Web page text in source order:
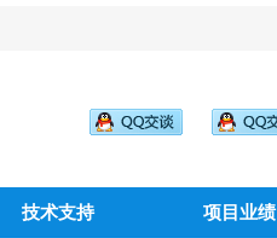
技术支持 项目业绩